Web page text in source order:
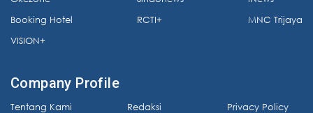
Booking Hotel
VISION+
RCTI+
MNC Trijaya
Company Profile
Tentang Kami
Redaksi
Privacy Policy